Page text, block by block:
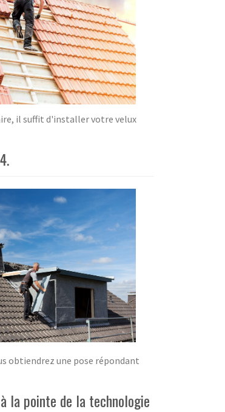
il suffit d'installer votre velux
obtiendrez une pose répondant
la pointe de la technologie